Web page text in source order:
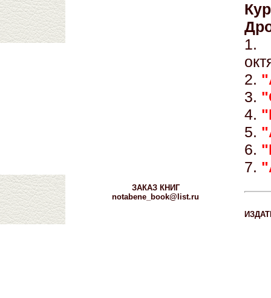
2.
3.
4.
5.
6.
7.
ЗАКАЗ КНИГ
notabene_book@list.ru